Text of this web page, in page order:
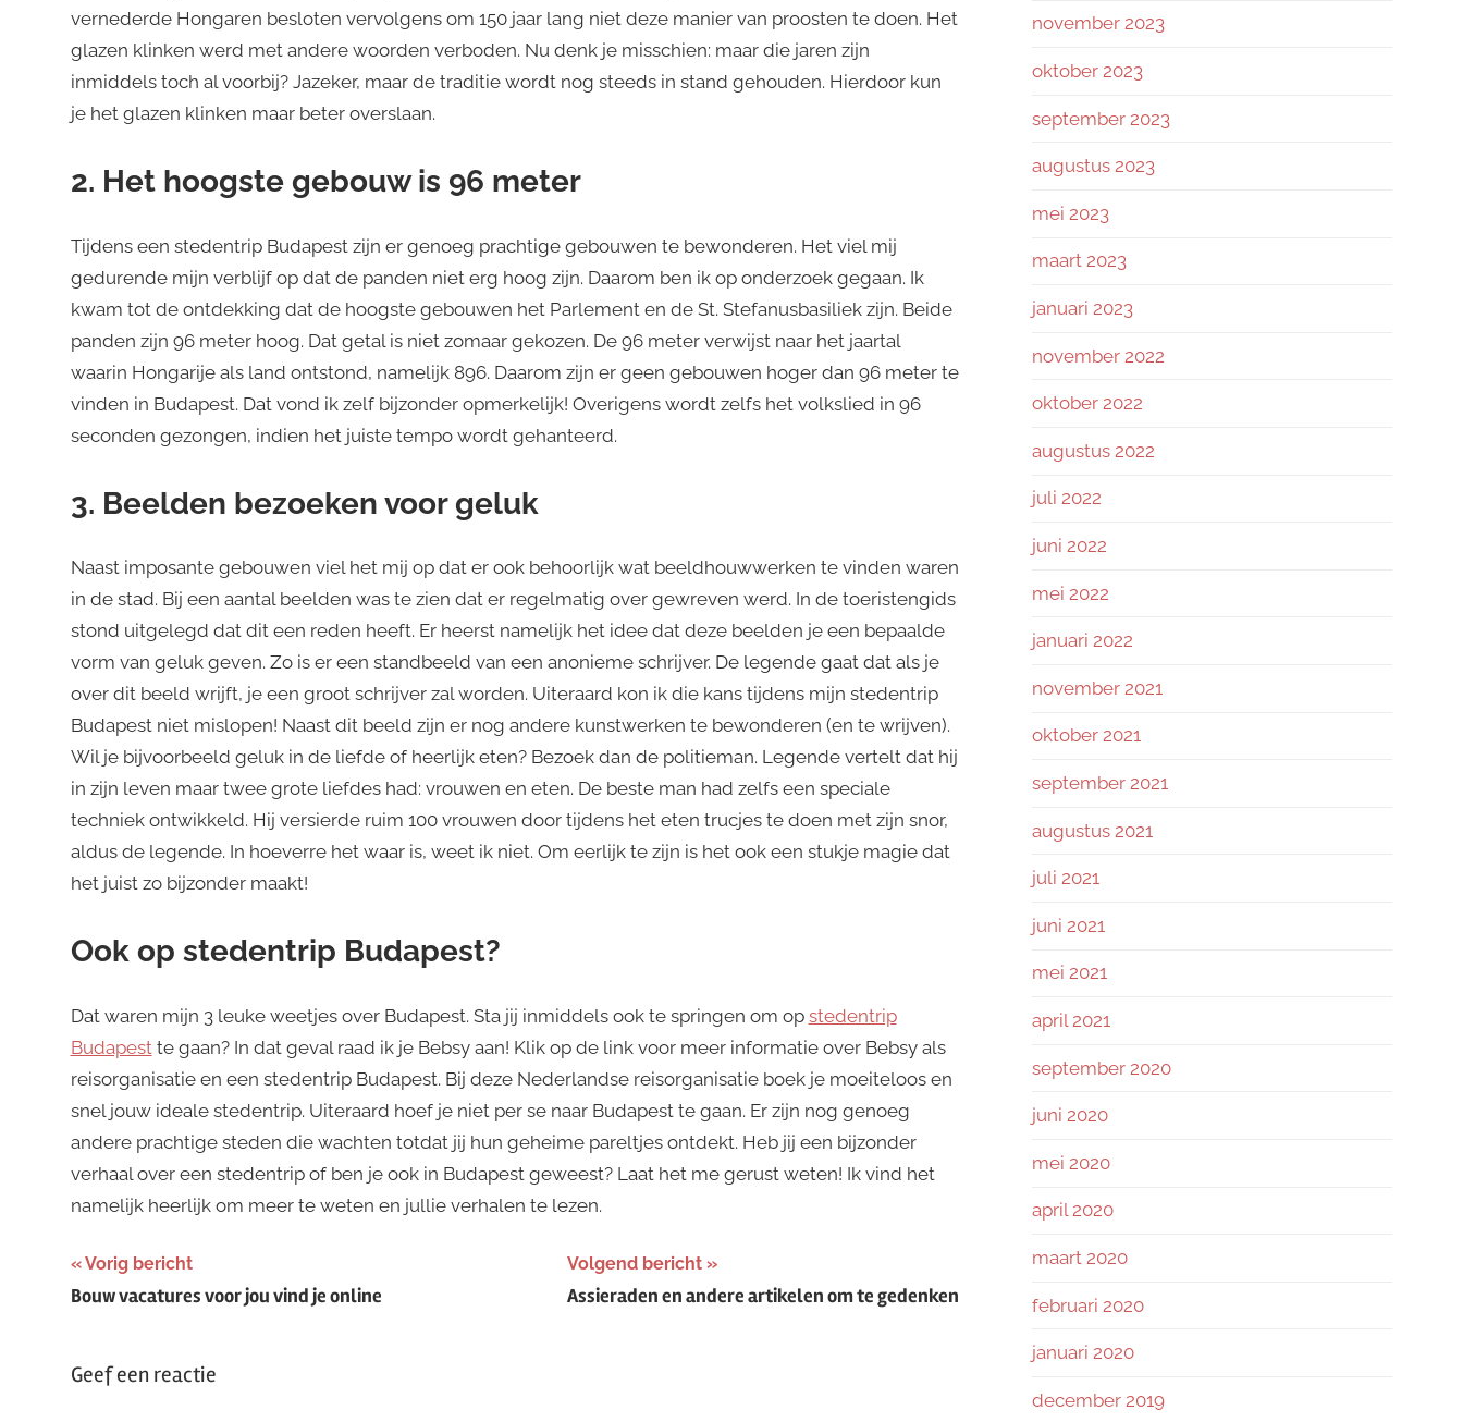
vernederde Hongaren besloten vervolgens om 150 jaar lang niet deze manier van proosten te doen. Het
glazen klinken werd met andere woorden verboden. Nu denk je misschien: maar die jaren zijn
inmiddels toch al voorbij? Jazeker, maar de traditie wordt nog steeds in stand gehouden. Hierdoor kun
je het glazen klinken maar beter overslaan.
2. Het hoogste gebouw is 96 meter
Tijdens een stedentrip Budapest zijn er genoeg prachtige gebouwen te bewonderen. Het viel mij
gedurende mijn verblijf op dat de panden niet erg hoog zijn. Daarom ben ik op onderzoek gegaan. Ik
kwam tot de ontdekking dat de hoogste gebouwen het Parlement en de St. Stefanusbasiliek zijn. Beide
panden zijn 96 meter hoog. Dat getal is niet zomaar gekozen. De 96 meter verwijst naar het jaartal
waarin Hongarije als land ontstond, namelijk 896. Daarom zijn er geen gebouwen hoger dan 96 meter te
vinden in Budapest. Dat vond ik zelf bijzonder opmerkelijk! Overigens wordt zelfs het volkslied in 96
seconden gezongen, indien het juiste tempo wordt gehanteerd.
3. Beelden bezoeken voor geluk
Naast imposante gebouwen viel het mij op dat er ook behoorlijk wat beeldhouwwerken te vinden waren
in de stad. Bij een aantal beelden was te zien dat er regelmatig over gewreven werd. In de toeristengids
stond uitgelegd dat dit een reden heeft. Er heerst namelijk het idee dat deze beelden je een bepaalde
vorm van geluk geven. Zo is er een standbeeld van een anonieme schrijver. De legende gaat dat als je
over dit beeld wrijft, je een groot schrijver zal worden. Uiteraard kon ik die kans tijdens mijn stedentrip
Budapest niet mislopen! Naast dit beeld zijn er nog andere kunstwerken te bewonderen (en te wrijven).
Wil je bijvoorbeeld geluk in de liefde of heerlijk eten? Bezoek dan de politieman. Legende vertelt dat hij
in zijn leven maar twee grote liefdes had: vrouwen en eten. De beste man had zelfs een speciale
techniek ontwikkeld. Hij versierde ruim 100 vrouwen door tijdens het eten trucjes te doen met zijn snor,
aldus de legende. In hoeverre het waar is, weet ik niet. Om eerlijk te zijn is het ook een stukje magie dat
het juist zo bijzonder maakt!
Ook op stedentrip Budapest?
Dat waren mijn 3 leuke weetjes over Budapest. Sta jij inmiddels ook te springen om op stedentrip
Budapest te gaan? In dat geval raad ik je Bebsy aan! Klik op de link voor meer informatie over Bebsy als
reisorganisatie en een stedentrip Budapest. Bij deze Nederlandse reisorganisatie boek je moeiteloos en
snel jouw ideale stedentrip. Uiteraard hoef je niet per se naar Budapest te gaan. Er zijn nog genoeg
andere prachtige steden die wachten totdat jij hun geheime pareltjes ontdekt. Heb jij een bijzonder
verhaal over een stedentrip of ben je ook in Budapest geweest? Laat het me gerust weten! Ik vind het
namelijk heerlijk om meer te weten en jullie verhalen te lezen.
Bericht
navigatie
Vorig bericht
Bouw vacatures voor jou vind je online
Volgend bericht
Assieraden en andere artikelen om te gedenken
Geef een reactie
november 2023
oktober 2023
september 2023
augustus 2023
mei 2023
maart 2023
januari 2023
november 2022
oktober 2022
augustus 2022
juli 2022
juni 2022
mei 2022
januari 2022
november 2021
oktober 2021
september 2021
augustus 2021
juli 2021
juni 2021
mei 2021
april 2021
september 2020
juni 2020
mei 2020
april 2020
maart 2020
februari 2020
januari 2020
december 2019